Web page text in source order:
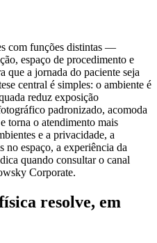
com funções distintas —
espaço de procedimento e
que a jornada do paciente seja
central é simples: o ambiente é
reduz exposição
padronizado, acomoda
torna o atendimento mais
e a privacidade, a
no espaço, a experiência da
quando consultar o canal
Corporate.
resolve, em